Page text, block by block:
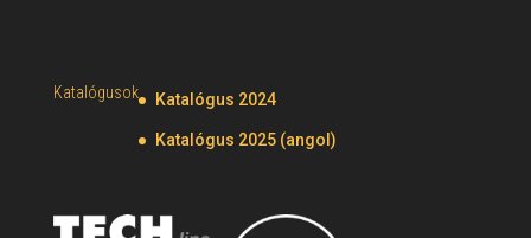
Katalógusok Katalógus 2024
Katalógus 2025 (angol)